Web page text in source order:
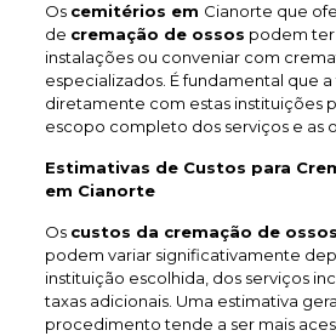
Os cemitérios em Cianorte que
de cremação de ossos podem ter
instalações ou conveniar com
especializados. É fundamental que
diretamente com estas instituições
escopo completo dos serviços e as
Estimativas de Custos para
em Cianorte
Os custos da cremação de
podem variar significativamente
instituição escolhida, dos serviços
taxas adicionais. Uma estimativa
procedimento tende a ser mais